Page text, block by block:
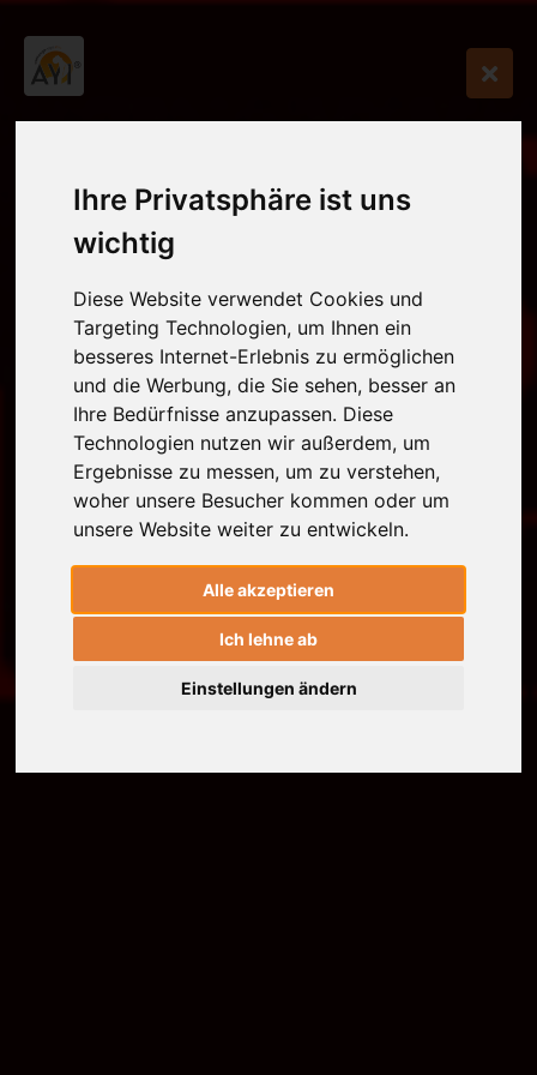
Ihre Privatsphäre ist uns
wichtig
Diese Website verwendet Cookies und
Targeting Technologien, um Ihnen ein
besseres Internet-Erlebnis zu ermöglichen
und die Werbung, die Sie sehen, besser an
Ihre Bedürfnisse anzupassen. Diese
Technologien nutzen wir außerdem, um
Ergebnisse zu messen, um zu verstehen,
woher unsere Besucher kommen oder um
unsere Website weiter zu entwickeln.
Alle akzeptieren
Ich lehne ab
Einstellungen ändern